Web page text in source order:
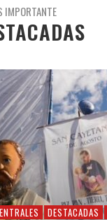
IMPORTANTE
DESTACADAS